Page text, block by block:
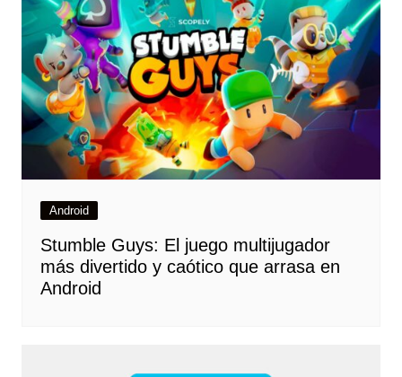
Android
Stumble Guys: El juego multijugador
más divertido y caótico que arrasa en
Android